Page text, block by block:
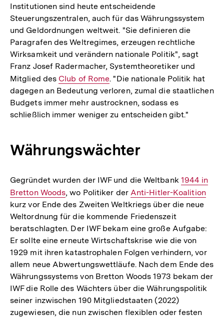
Institutionen sind heute entscheidende
Steuerungszentralen, auch für das Währungssystem
und Geldordnungen weltweit. "Sie definieren die
Paragrafen des Weltregimes, erzeugen rechtliche
Wirksamkeit und verändern nationale Politik", sagt
Franz Josef Radermacher, Systemtheoretiker und
Mitglied des Interner
Link:
Club of Rome. "Die nationale Politik hat
dagegen an Bedeutung verloren, zumal die staatlichen
Budgets immer mehr austrocknen, sodass es
schließlich immer weniger zu entscheiden gibt."
Währungswächter
Gegründet wurden der IWF und die Weltbank Interner
Link:
1944 in
Bretton Woods, wo Politiker der Interner
Link:
Anti-Hitler-Koalition
kurz vor Ende des Zweiten Weltkriegs über die neue
Weltordnung für die kommende Friedenszeit
beratschlagten. Der IWF bekam eine große Aufgabe:
Er sollte eine erneute Wirtschaftskrise wie die von
1929 mit ihren katastrophalen Folgen verhindern, vor
allem neue Abwertungswettläufe. Nach dem Ende des
Währungssystems von Bretton Woods 1973 bekam der
IWF die Rolle des Wächters über die Währungspolitik
seiner inzwischen 190 Mitgliedstaaten (2022)
zugewiesen, die nun zwischen flexiblen oder festen